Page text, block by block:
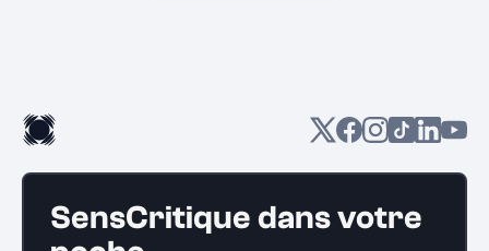
SensCritique dans votre